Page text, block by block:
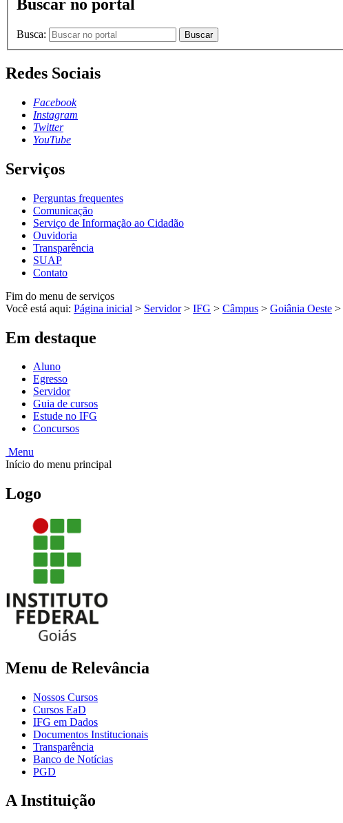
Buscar no portal
Busca: Buscar
Redes Sociais
Facebook
Instagram
Twitter
YouTube
Serviços
Perguntas frequentes
Comunicação
Serviço de Informação ao Cidadão
Ouvidoria
Transparência
SUAP
Contato
Fim do menu de serviços
Você está aqui: Página inicial > Servidor > IFG > Câmpus > Goiânia Oeste >
Em destaque
Aluno
Egresso
Servidor
Guia de cursos
Estude no IFG
Concursos
Menu
Início do menu principal
Logo
Menu de Relevância
Nossos Cursos
Cursos EaD
IFG em Dados
Documentos Institucionais
Transparência
Banco de Notícias
PGD
A Instituição